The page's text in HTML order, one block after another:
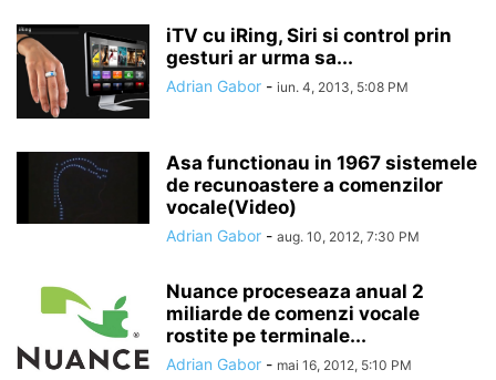
iTV cu iRing, Siri si control prin
gesturi ar urma sa...
Adrian Gabor - iun. 4, 2013, 5:08 PM
Asa functionau in 1967 sistemele
de recunoastere a comenzilor
vocale(Video)
Adrian Gabor - aug. 10, 2012, 7:30 PM
Nuance proceseaza anual 2
miliarde de comenzi vocale
rostite pe terminale...
Adrian Gabor - mai 16, 2012, 5:10 PM